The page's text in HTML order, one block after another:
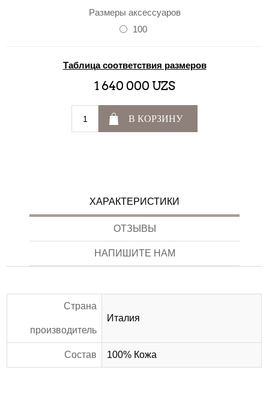
Размеры аксессуаров
100
Таблица соответствия размеров
1 640 000 UZS
В КОРЗИНУ
ХАРАКТЕРИСТИКИ
ОТЗЫВЫ
НАПИШИТЕ НАМ
Страна
производитель
Италия
Состав 100% Кожа